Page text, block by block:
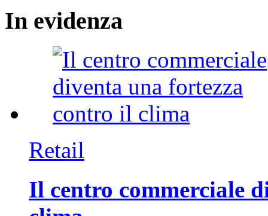
In evidenza
Retail
Il centro commerciale